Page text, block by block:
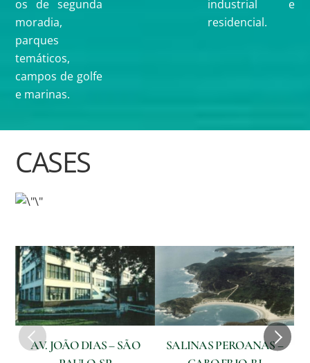
os de segunda
moradia,
parques
temáticos,
campos de golfe
e marinas.
industrial e
residencial.
CASES
AV. JOÃO DIAS – SÃO
SALINAS PEROANAS –